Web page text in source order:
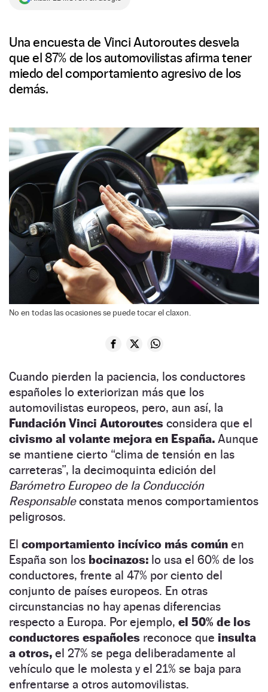
Una encuesta de Vinci Autoroutes desvela
que el 87% de los automovilistas afirma tener
miedo del comportamiento agresivo de los
demás.
No en todas las ocasiones se puede tocar el claxon.
Cuando pierden la paciencia, los conductores
españoles lo exteriorizan más que los
automovilistas europeos, pero, aun así, la
Fundación Vinci Autoroutes considera que el
civismo al volante mejora en España. Aunque
se mantiene cierto “clima de tensión en las
carreteras”, la decimoquinta edición del
Barómetro Europeo de la Conducción
Responsableconstata menos comportamientos
peligrosos.
El comportamiento incívico más común en
España son los bocinazos: lo usa el 60% de los
conductores, frente al 47% por ciento del
conjunto de países europeos. En otras
circunstancias no hay apenas diferencias
respecto a Europa. Por ejemplo, el 50% de los
conductores españoles reconoce que insulta
a otros, el 27% se pega deliberadamente al
vehículo que le molesta y el 21% se baja para
enfrentarse a otros automovilistas.